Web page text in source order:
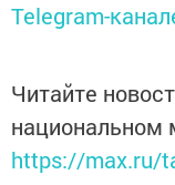
Telegram-
Читайте
национальном
https://max.ru/